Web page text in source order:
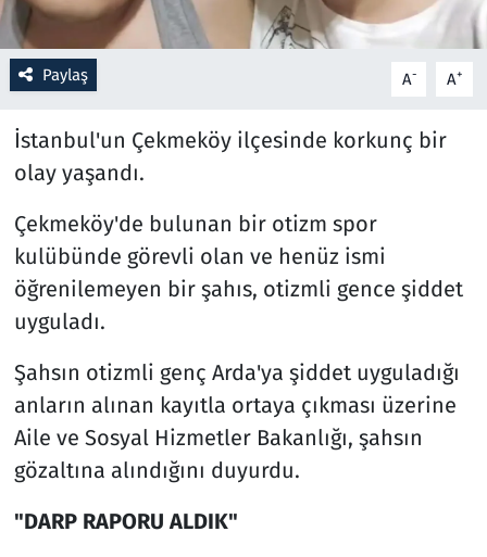
Paylaş A- A+
İstanbul'un Çekmeköy ilçesinde korkunç bir
olay yaşandı.
Çekmeköy'de bulunan bir otizm spor
kulübünde görevli olan ve henüz ismi
öğrenilemeyen bir şahıs, otizmli gence şiddet
uyguladı.
Şahsın otizmli genç Arda'ya şiddet uyguladığı
anların alınan kayıtla ortaya çıkması üzerine
Aile ve Sosyal Hizmetler Bakanlığı, şahsın
gözaltına alındığını duyurdu.
"DARP RAPORU ALDIK"
Sağlık
Savunma Sanayi
Seçim 2023
Teknoloji ve Bilim
Televizyon